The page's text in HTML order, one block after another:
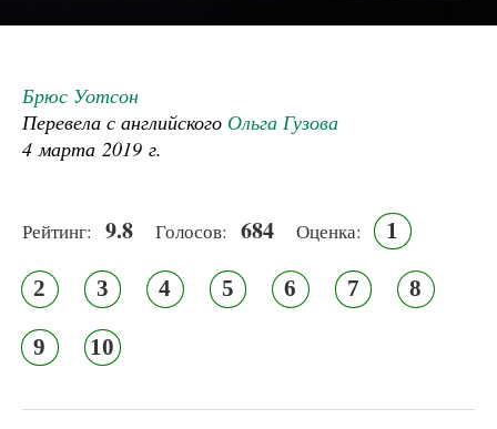
Брюс Уотсон
Перевела с английского Ольга Гузова
4 марта 2019 г.
Рейтинг: 9.8 Голосов: 684 Оценка: 1
2 3 4 5 6 7 8
9 10